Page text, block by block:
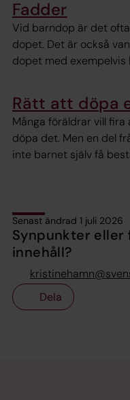
Fadder
Vid barndop är det
dopet. Det är också
dopet med exempelvis
Rätt att döpa
Många föräldrar vill
döpa det. Men en del
inte barnet själv få
Senast ändrad 1 juli 2026
Synpunkter eller
innehåll?
Dela